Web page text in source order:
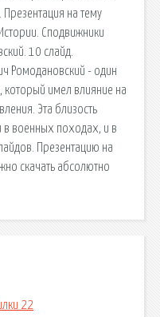
на тему
Сподвижники
10 слайд.
Ромодановский - один
который имел влияние на
Эта близость
в военных походах, и в
Презентацию на
скачать абсолютно
22